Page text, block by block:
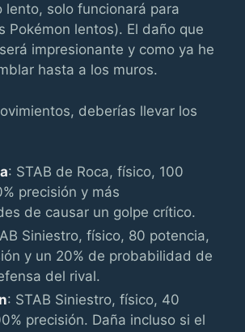
lento, solo funcionará para
Pokémon lentos). El daño que
impresionante y como ya he
hasta a los muros.
deberías llevar los
: STAB de Roca, físico, 100
precisión y más
de causar un golpe crítico.
Siniestro, físico, 80 potencia,
y un 20% de probabilidad de
del rival.
: STAB Siniestro, físico, 40
precisión. Daña incluso si el